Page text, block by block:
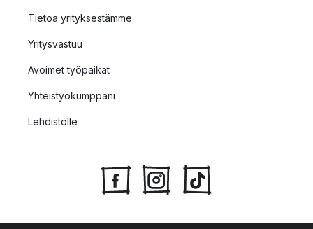
Tietoa yrityksestämme
Yritysvastuu
Avoimet työpaikat
Yhteistyökumppani
Lehdistölle